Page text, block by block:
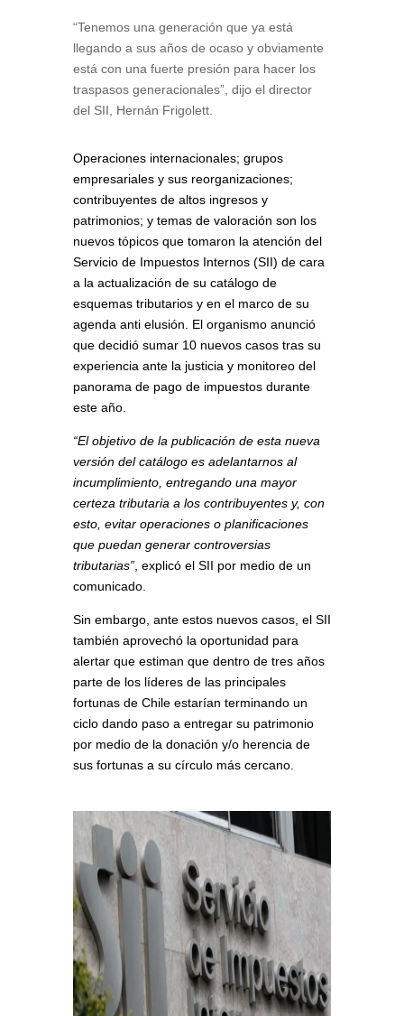
“Tenemos una generación que ya está
llegando a sus años de ocaso y obviamente
está con una fuerte presión para hacer los
traspasos generacionales”, dijo el director
del SII, Hernán Frigolett.
Operaciones internacionales; grupos
empresariales y sus reorganizaciones;
contribuyentes de altos ingresos y
patrimonios; y temas de valoración son los
nuevos tópicos que tomaron la atención del
Servicio de Impuestos Internos (SII) de cara
a la actualización de su catálogo de
esquemas tributarios y en el marco de su
agenda anti elusión. El organismo anunció
que decidió sumar 10 nuevos casos tras su
experiencia ante la justicia y monitoreo del
panorama de pago de impuestos durante
este año.
“El objetivo de la publicación de esta nueva
versión del catálogo es adelantarnos al
incumplimiento, entregando una mayor
certeza tributaria a los contribuyentes y, con
esto, evitar operaciones o planificaciones
que puedan generar controversias
tributarias”, explicó el SII por medio de un
comunicado.
Sin embargo, ante estos nuevos casos, el SII
también aprovechó la oportunidad para
alertar que estiman que dentro de tres años
parte de los líderes de las principales
fortunas de Chile estarían terminando un
ciclo dando paso a entregar su patrimonio
por medio de la donación y/o herencia de
sus fortunas a su círculo más cercano.